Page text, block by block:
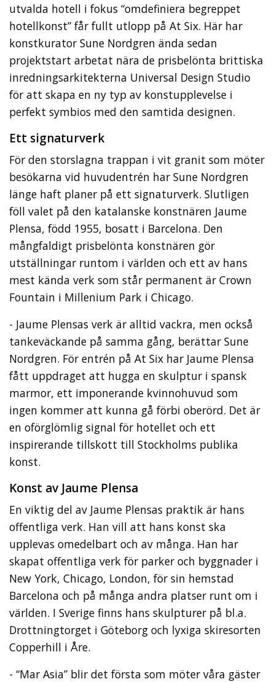
utvalda hotell i fokus “omdefiniera begreppet
hotellkonst” får fullt utlopp på At Six. Här har
konstkurator Sune Nordgren ända sedan
projektstart arbetat nära de prisbelönta brittiska
inredningsarkitekterna Universal Design Studio
för att skapa en ny typ av konstupplevelse i
perfekt symbios med den samtida designen.
Ett signaturverk
För den storslagna trappan i vit granit som möter
besökarna vid huvudentrén har Sune Nordgren
länge haft planer på ett signaturverk. Slutligen
föll valet på den katalanske konstnären Jaume
Plensa, född 1955, bosatt i Barcelona. Den
mångfaldigt prisbelönta konstnären gör
utställningar runtom i världen och ett av hans
mest kända verk som står permanent är Crown
Fountain i Millenium Park i Chicago.
- Jaume Plensas verk är alltid vackra, men också
tankeväckande på samma gång, berättar Sune
Nordgren. För entrén på At Six har Jaume Plensa
fått uppdraget att hugga en skulptur i spansk
marmor, ett imponerande kvinnohuvud som
ingen kommer att kunna gå förbi oberörd. Det är
en oförglömlig signal för hotellet och ett
inspirerande tillskott till Stockholms publika
konst.
Konst av Jaume Plensa
En viktig del av Jaume Plensas praktik är hans
offentliga verk. Han vill att hans konst ska
upplevas omedelbart och av många. Han har
skapat offentliga verk för parker och byggnader i
New York, Chicago, London, för sin hemstad
Barcelona och på många andra platser runt om i
världen. I Sverige finns hans skulpturer på bl.a.
Drottningtorget i Göteborg och lyxiga skiresorten
Copperhill i Åre.
- “Mar Asia” blir det första som möter våra gäster